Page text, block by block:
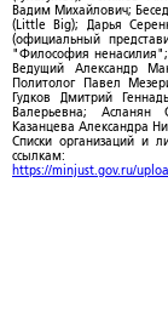
Вадим Михайлович;
(Little Big); Дарья
(официальный
"Философия
Ведущий Александр
Политолог Павел
Гудков Дмитрий
Валерьевна; Асланян
Казанцева Александра
Списки организаций и
ссылкам:
https://minjust.gov.ru/